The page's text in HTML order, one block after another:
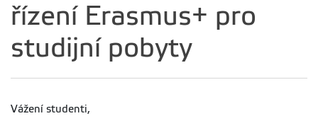
řízení Erasmus+ pro
studijní pobyty
Vážení studenti,